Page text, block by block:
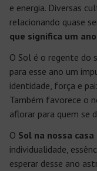
e energia. Diversas
relacionando quase
que significa um
O Sol é o regente do
para esse ano um
identidade, força e
Também favorece o
aflorar para quem se
O Sol na nossa
individualidade,
esperar desse ano